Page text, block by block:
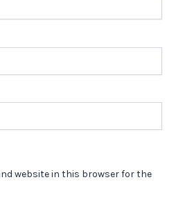
website in this browser for the